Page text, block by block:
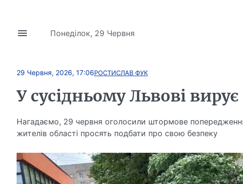
Понеділок, 29 Червня
29 Червня, 2026, 17:06РОСТИСЛАВ ФУК
У сусідньому Львові
Нагадаємо, 29 червня оголосили штормове
жителів області просять подбати про свою безпеку